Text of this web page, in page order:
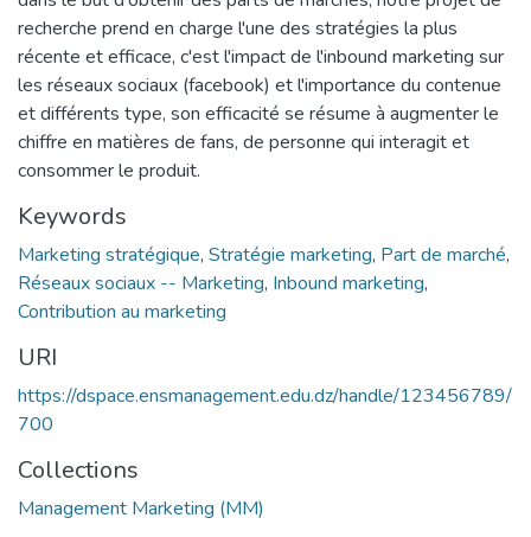
recherche prend en charge l'une des stratégies la plus
récente et efficace, c'est l'impact de l'inbound marketing sur
les réseaux sociaux (facebook) et l'importance du contenue
et différents type, son efficacité se résume à augmenter le
chiffre en matières de fans, de personne qui interagit et
consommer le produit.
Keywords
Marketing stratégique, Stratégie marketing, Part de marché,
Réseaux sociaux -- Marketing, Inbound marketing,
Contribution au marketing
URI
https://dspace.ensmanagement.edu.dz/handle/123456789/
700
Collections
Management Marketing (MM)